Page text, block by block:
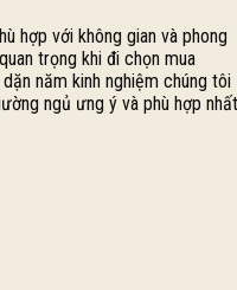
hợp với không gian và phong
trọng khi đi chọn mua
năm kinh nghiệm chúng tôi
ngủ ưng ý và phù hợp nhất